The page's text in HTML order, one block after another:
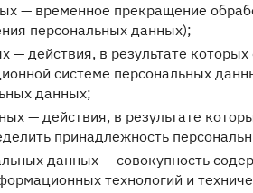
— временное прекращение
персональных данных);
— действия, в результате
системе персональных
данных;
— действия, в результате
принадлежность
данных — совокупность
технологий и